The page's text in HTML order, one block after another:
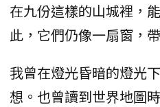
在九份這樣的山城裡，
此，它們仍像一扇窗，
我曾在燈光昏暗的燈光
想。也曾讀到世界地圖